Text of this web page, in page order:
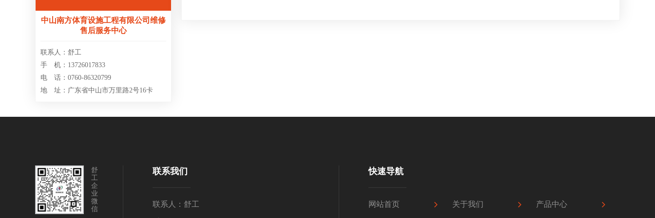
中山南方体育设施工程有限公司维修
售后服务中心
联系人：舒工
手 机：13726017833
电 话：0760-86320799
地 址：广东省中山市万里路2号16卡
舒
工
企
业
微
信
联系我们
联系人：舒工
快速导航
网站首页 关于我们 产品中心